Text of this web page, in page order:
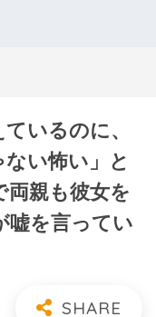
いるのに、
い怖い」と
両親も彼女を
嘘を言ってい